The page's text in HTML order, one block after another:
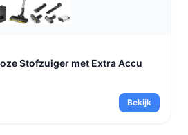
Stofzuiger met Extra Accu
Bekijk